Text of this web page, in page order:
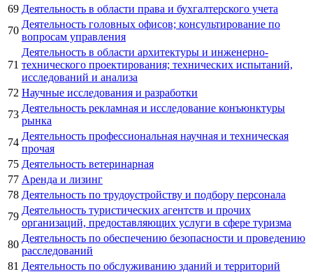
69 Деятельность в области права и бухгалтерского учета
70
Деятельность головных офисов; консультирование по
вопросам управления
71
Деятельность в области архитектуры и инженерно-
технического проектирования; технических испытаний,
исследований и анализа
72 Научные исследования и разработки
73
Деятельность рекламная и исследование конъюнктуры
рынка
74
Деятельность профессиональная научная и техническая
прочая
75 Деятельность ветеринарная
77 Аренда и лизинг
78 Деятельность по трудоустройству и подбору персонала
79
Деятельность туристических агентств и прочих
организаций, предоставляющих услуги в сфере туризма
80
Деятельность по обеспечению безопасности и проведению
расследований
81 Деятельность по обслуживанию зданий и территорий